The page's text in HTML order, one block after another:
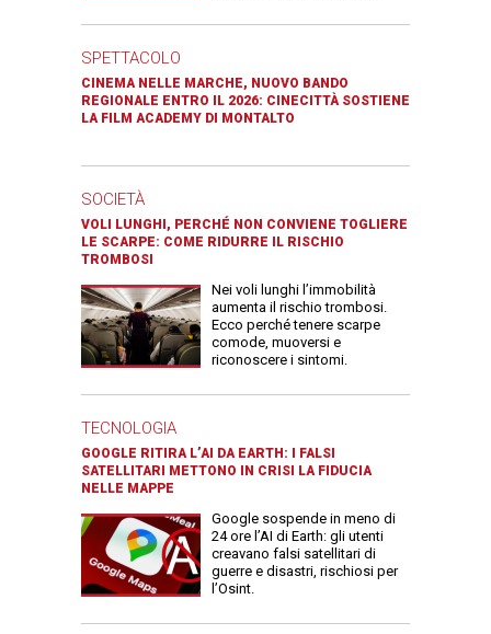
SPETTACOLO
CINEMA NELLE MARCHE, NUOVO BANDO
REGIONALE ENTRO IL 2026: CINECITTÀ SOSTIENE
LA FILM ACADEMY DI MONTALTO
SOCIETÀ
VOLI LUNGHI, PERCHÉ NON CONVIENE TOGLIERE
LE SCARPE: COME RIDURRE IL RISCHIO
TROMBOSI
Nei voli lunghi l’immobilità
aumenta il rischio trombosi.
Ecco perché tenere scarpe
comode, muoversi e
riconoscere i sintomi.
TECNOLOGIA
GOOGLE RITIRA L’AI DA EARTH: I FALSI
SATELLITARI METTONO IN CRISI LA FIDUCIA
NELLE MAPPE
Google sospende in meno di
24 ore l’AI di Earth: gli utenti
creavano falsi satellitari di
guerre e disastri, rischiosi per
l’Osint.